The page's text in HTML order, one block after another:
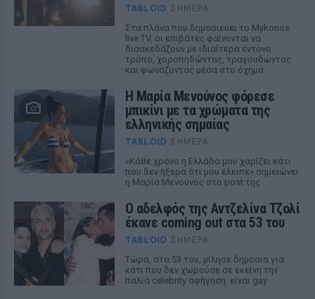
TABLOID ΣΉΜΕΡΑ
Στα πλάνα που δημοσιεύει το Mykonos
live TV, οι επιβάτες φαίνονται να
διασκεδάζουν με ιδιαίτερα έντονο
τρόπο, χοροπηδώντας, τραγουδώντας
και φωνάζοντας μέσα στο όχημα
Η Μαρία Μενούνος φόρεσε
μπικίνι με τα χρώματα της
ελληνικής σημαίας
TABLOID ΣΉΜΕΡΑ
«Κάθε χρόνο η Ελλάδα μου χαρίζει κάτι
που δεν ήξερα ότι μου έλειπε» σημειώνει
η Μαρία Μενούνος στο post της
Ο αδελφός της Αντζελίνα Τζολί
έκανε coming out στα 53 του
TABLOID ΣΉΜΕΡΑ
Τώρα, στα 53 του, μίλησε δημόσια για
κάτι που δεν χωρούσε σε εκείνη την
παλιά celebrity αφήγηση: είναι gay